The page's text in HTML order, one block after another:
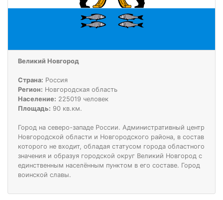
Великий Новгород
Страна: Россия
Регион: Новгородская область
Население: 225019 человек
Площадь: 90 кв.км.
Город на северо-западе России. Административный центр
Новгородской области и Новгородского района, в состав
которого не входит, обладая статусом города областного
значения и образуя городской округ Великий Новгород c
единственным населённым пунктом в его составе. Город
воинской славы.